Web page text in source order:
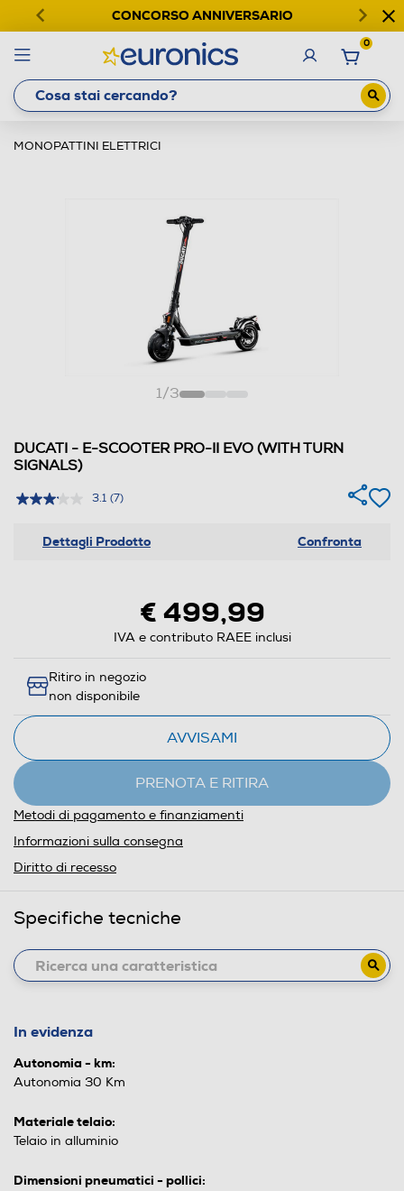
CONCORSO ANNIVERSARIO
0
MONOPATTINI ELETTRICI
1/3
DUCATI - E-SCOOTER PRO-II EVO (WITH TURN
SIGNALS)
3.1 (7)
Dettagli Prodotto Confronta
€ 499,99
IVA e contributo RAEE inclusi
Ritiro in negozio
non disponibile
AVVISAMI
PRENOTA E RITIRA
Metodi di pagamento e finanziamenti
Informazioni sulla consegna
Diritto di recesso
Specifiche tecniche
In evidenza
Autonomia - km:
Autonomia 30 Km
Materiale telaio:
Telaio in alluminio
Dimensioni pneumatici - pollici: